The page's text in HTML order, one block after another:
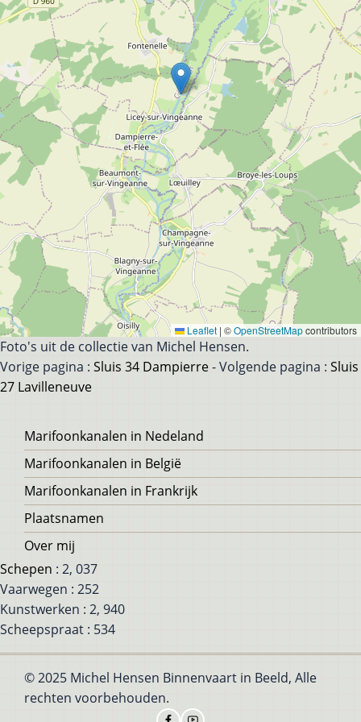
Leaflet | ©OpenStreetMapcontributors
Foto's uit de collectie van Michel Hensen.
Vorige pagina : Sluis 34 Dampierre- Volgende pagina : Sluis
27 Lavilleneuve
Voet
Marifoonkanalen in Nedeland
Marifoonkanalen in België
Marifoonkanalen in Frankrijk
Plaatsnamen
Over mij
Schepen : 2, 037
Vaarwegen : 252
Kunstwerken : 2, 940
Scheepspraat : 534
© 2025 Michel Hensen Binnenvaart in Beeld, Alle
rechten voorbehouden.